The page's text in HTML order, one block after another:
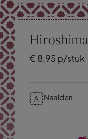
€ 8,95 p/stuk
Naalden